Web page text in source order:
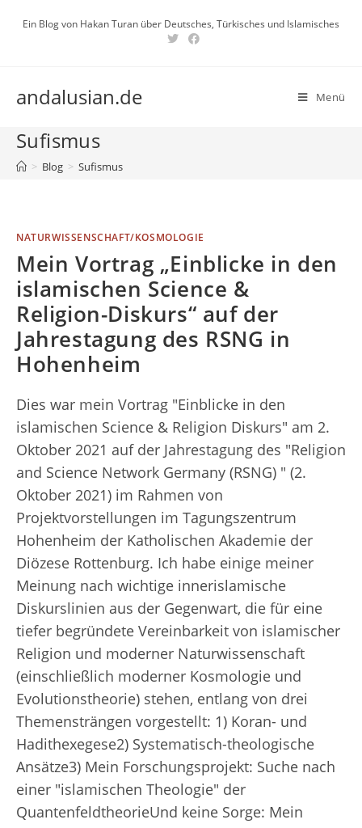
InhaltEin Blog von Hakan Turan über Deutsches, Türkisches und Islamisches
andalusian.de Menü
Sufismus
> Blog > Sufismus
NATURWISSENSCHAFT/KOSMOLOGIE
Mein Vortrag „Einblicke in den
islamischen Science &
Religion-Diskurs“ auf der
Jahrestagung des RSNG in
Hohenheim
Dies war mein Vortrag "Einblicke in den
islamischen Science & Religion Diskurs" am 2.
Oktober 2021 auf der Jahrestagung des "Religion
and Science Network Germany (RSNG) " (2.
Oktober 2021) im Rahmen von
Projektvorstellungen im Tagungszentrum
Hohenheim der Katholischen Akademie der
Diözese Rottenburg. Ich habe einige meiner
Meinung nach wichtige innerislamische
Diskurslinien aus der Gegenwart, die für eine
tiefer begründete Vereinbarkeit von islamischer
Religion und moderner Naturwissenschaft
(einschließlich moderner Kosmologie und
Evolutionstheorie) stehen, entlang von drei
Themensträngen vorgestellt: 1) Koran- und
Hadithexegese2) Systematisch-theologische
Ansätze3) Mein Forschungsprojekt: Suche nach
einer "islamischen Theologie" der
QuantenfeldtheorieUnd keine Sorge: Mein